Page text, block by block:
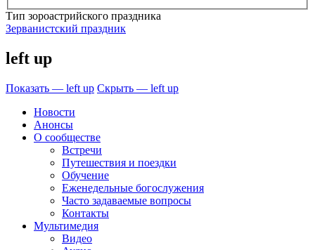
Тип зороастрийского праздника
Зерванистский праздник
left up
Показать — left up Скрыть — left up
Новости
Анонсы
О сообществе
Встречи
Путешествия и поездки
Обучение
Еженедельные богослужения
Часто задаваемые вопросы
Контакты
Мультимедия
Видео